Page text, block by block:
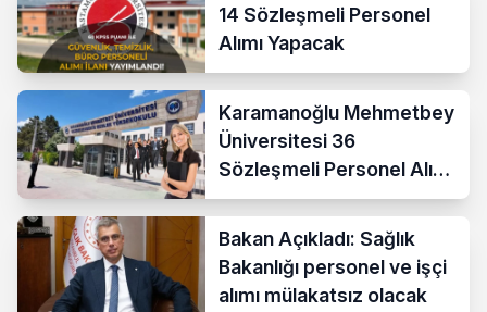
14 Sözleşmeli Personel
Alımı Yapacak
Karamanoğlu Mehmetbey
Üniversitesi 36
Sözleşmeli Personel Alımı
Yapacak
Bakan Açıkladı: Sağlık
Bakanlığı personel ve işçi
alımı mülakatsız olacak